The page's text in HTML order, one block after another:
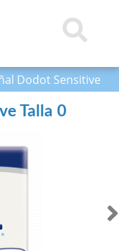
Dodot Sensitive
Talla 0